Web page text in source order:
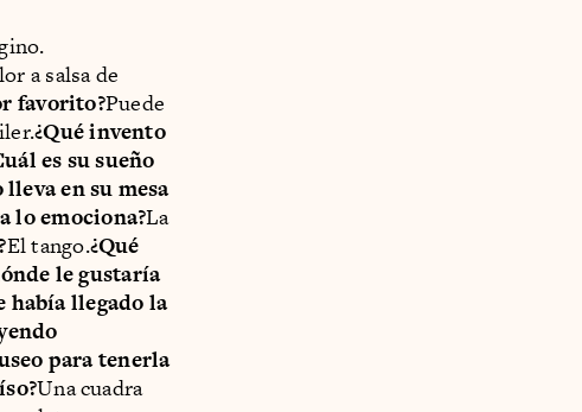
a salsa de
favorito?Puede
¿Qué invento
es su sueño
en su mesa
lo emociona?La
El tango.¿Qué
le gustaría
había llegado la
para tenerla
Una cuadra